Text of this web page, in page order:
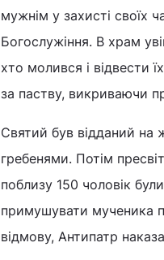
мужнім у захисті своїх
Богослужіння. В храм
хто молився і відвести
за паству, викриваючи
Святий був відданий на
гребенями. Потім
поблизу 150 чоловік
примушувати мученика
відмову, Антипатр